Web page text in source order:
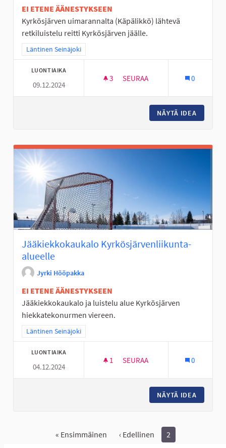
EI ETENE ÄÄNESTYKSEEN
Kyrkösjärven uimarannalta (Käpälikkö) lähtevä
retkiluistelu reitti Kyrkösjärven jäälle.
Rajaa tulokset teeman mukaan: Läntinen Seinäjoki
Läntinen Seinäjoki
LUONTIAIKA
09.12.2024
3 3 SEURAAJAA
SEURAA 0
NÄYTÄ IDEA
Jääkiekkokaukalo Kyrkösjärvenliikunta-
alueelle
Jyrki Hööpakka
EI ETENE ÄÄNESTYKSEEN
Jääkiekkokaukalo ja luistelu alue Kyrkösjärven
hiekkatekonurmen viereen.
Rajaa tulokset teeman mukaan: Läntinen Seinäjoki
Läntinen Seinäjoki
LUONTIAIKA
04.12.2024
1 1 SEURAAJA
SEURAA 0
NÄYTÄ IDEA
« Ensimmäinen ‹ Edellinen 2